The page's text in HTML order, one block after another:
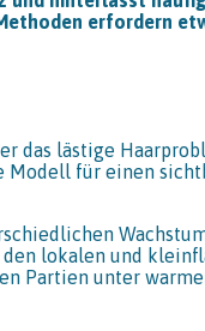
erfordern
das lästige
Modell für einen
lokalen und
Partien unter